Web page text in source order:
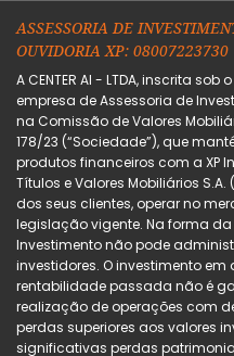
ASSESSORIA DE
OUVIDORIA XP: 08007223730
A CENTER AI - LTDA, inscrita sob
empresa de Assessoria de
na Comissão de Valores
178/23 (“Sociedade”), que
produtos financeiros com a XP
Títulos e Valores Mobiliários S.A.
dos seus clientes, operar no
legislação vigente. Na forma
Investimento não pode
investidores. O investimento
rentabilidade passada não é
realização de operações com
perdas superiores aos valores
significativas perdas